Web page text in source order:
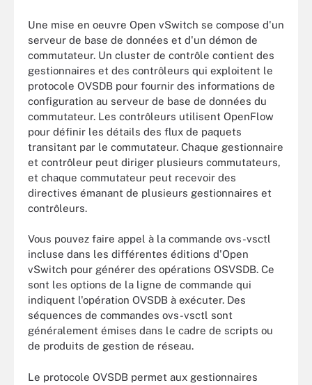
Une mise en oeuvre Open vSwitch se compose d'un
serveur de base de données et d'un démon de
commutateur. Un cluster de contrôle contient des
gestionnaires et des contrôleurs qui exploitent le
protocole OVSDB pour fournir des informations de
configuration au serveur de base de données du
commutateur. Les contrôleurs utilisent OpenFlow
pour définir les détails des flux de paquets
transitant par le commutateur. Chaque gestionnaire
et contrôleur peut diriger plusieurs commutateurs,
et chaque commutateur peut recevoir des
directives émanant de plusieurs gestionnaires et
contrôleurs.
Vous pouvez faire appel à la commande ovs-vsctl
incluse dans les différentes éditions d'Open
vSwitch pour générer des opérations OSVSDB. Ce
sont les options de la ligne de commande qui
indiquent l'opération OVSDB à exécuter. Des
séquences de commandes ovs-vsctl sont
généralement émises dans le cadre de scripts ou
de produits de gestion de réseau.
Le protocole OVSDB permet aux gestionnaires